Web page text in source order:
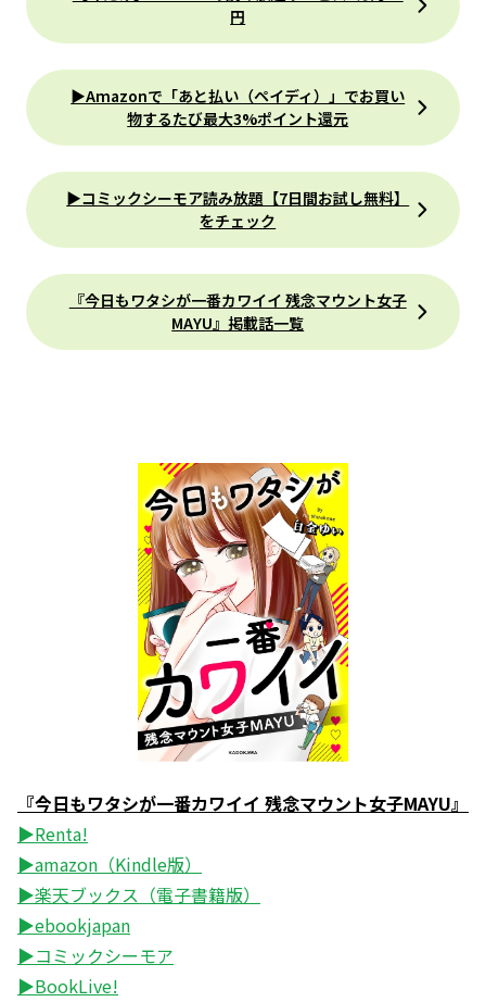
円
▶Amazonで「あと払い（ペイディ）」でお買い
物するたび最大3%ポイント還元
▶コミックシーモア読み放題【7日間お試し無料】
をチェック
『今日もワタシが一番カワイイ 残念マウント女子
MAYU』掲載話一覧
『今日もワタシが一番カワイイ 残念マウント女子MAYU』
▶Renta!
▶amazon（Kindle版）
▶楽天ブックス（電子書籍版）
▶ebookjapan
▶コミックシーモア
▶BookLive!